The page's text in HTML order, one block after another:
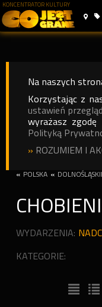
KONCENTRATOR KULTURY
Na naszych
Korzystając z
ustawień
wyrażasz
Polityką
» ROZUMIEM I
« POLSKA «
WYDARZENIA:
KATEGORIE: